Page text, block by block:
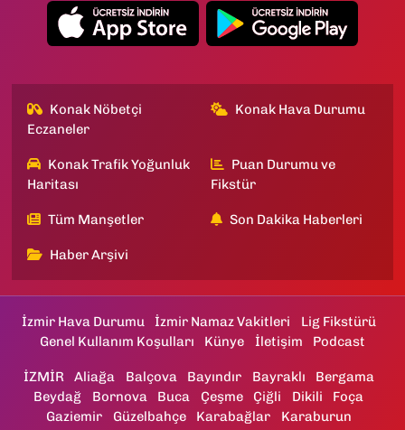
Konak Nöbetçi
Eczaneler
Konak Hava Durumu
Konak Trafik Yoğunluk
Haritası
Puan Durumu ve
Fikstür
Tüm Manşetler Son Dakika Haberleri
Haber Arşivi
İzmir Hava Durumu İzmir Namaz Vakitleri
Lig Fikstürü
Genel Kullanım Koşulları
Künye İletişim Podcast
İZMİR Aliağa Balçova Bayındır Bayraklı
Bergama
Beydağ
Bornova Buca Çeşme Çiğli Dikili
Foça
Gaziemir
Güzelbahçe Karabağlar
Karaburun